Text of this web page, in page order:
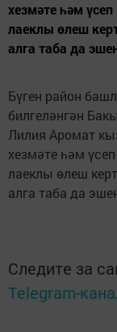
хезмәте һәм
лаеклы өлеш
алга таба да
Бүген район
билгеләнгән
Лилия Аромат
хезмәте һәм
лаеклы өлеш
алга таба да
Следите за
Telegram-